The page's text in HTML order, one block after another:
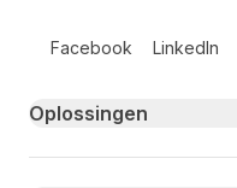
Facebook LinkedIn
Primary footer navigation
Oplossingen